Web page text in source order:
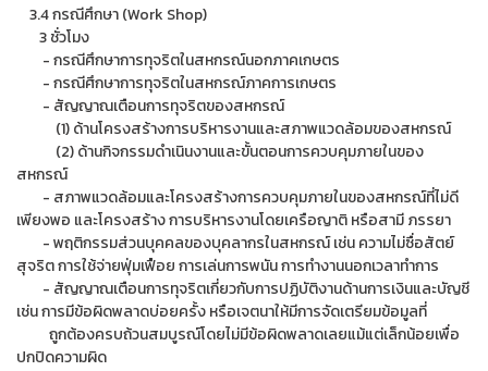
3.4 กรณีศึกษา (Work Shop)
3 ชั่วโมง
- กรณีศึกษาการทุจริตในสหกรณ์นอกภาคเกษตร
- กรณีศึกษาการทุจริตในสหกรณ์ภาคการเกษตร
- สัญญาณเตือนการทุจริตของสหกรณ์
(1) ด้านโครงสร้างการบริหารงานและสภาพแวดล้อมของสหกรณ์
(2) ด้านกิจกรรมดำเนินงานและขั้นตอนการควบคุมภายในของ
สหกรณ์
- สภาพแวดล้อมและโครงสร้างการควบคุมภายในของสหกรณ์ที่ไม่ดี
เพียงพอ และโครงสร้าง การบริหารงานโดยเครือญาติ หรือสามี ภรรยา
- พฤติกรรมส่วนบุคคลของบุคลากรในสหกรณ์ เช่น ความไม่ซื่อสัตย์
สุจริต การใช้จ่ายฟุ่มเฟือย การเล่นการพนัน การทำงานนอกเวลาทำการ
- สัญญาณเตือนการทุจริตเกี่ยวกับการปฏิบัติงานด้านการเงินและบัญชี
เช่น การมีข้อผิดพลาดบ่อยครั้ง หรือเจตนาให้มีการจัดเตรียมข้อมูลที่
ถูกต้องครบถ้วนสมบูรณ์โดยไม่มีข้อผิดพลาดเลยแม้แต่เล็กน้อยเพื่อ
ปกปิดความผิด